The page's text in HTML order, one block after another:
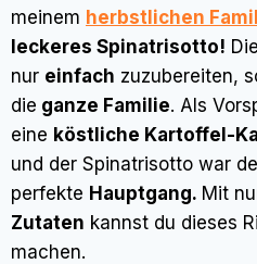
meinem herbstlichen
leckeres Spinatrisotto!
nur einfach zuzubereiten,
die ganze Familie. Als
eine köstliche Kartoffel-
und der Spinatrisotto war
perfekte Hauptgang. Mit
Zutaten kannst du dieses
machen.